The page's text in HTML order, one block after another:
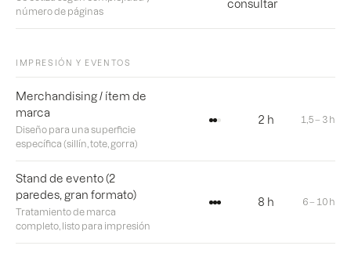
número de páginas
consultar
IMPRESIÓN Y EVENTOS
Merchandising / ítem de
marca
Diseño para una superficie
específica (sillín, tote, gorra)
2 h 1,5 – 3 h
Stand de evento (2
paredes, gran formato)
Tratamiento de marca
completo, listo para impresión
8 h 6 – 10 h